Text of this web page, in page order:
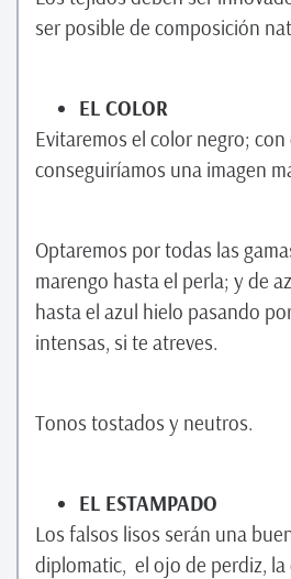
ser posible de composición
EL COLOR
Evitaremos el color negro; con
conseguiríamos una imagen
Optaremos por todas las
marengo hasta el perla; y de
hasta el azul hielo pasando
intensas, si te atreves.
Tonos tostados y neutros.
EL ESTAMPADO
Los falsos lisos serán una
diplomatic, el ojo de perdiz,